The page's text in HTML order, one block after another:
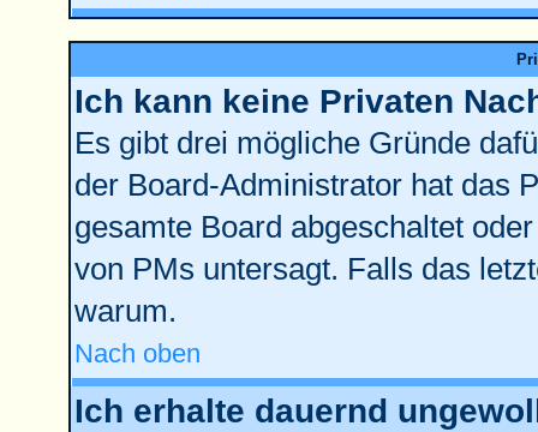
Ich kann keine Privaten
Es gibt drei mögliche Gründe
der Board-Administrator hat das
gesamte Board abgeschaltet
von PMs untersagt. Falls das
warum.
Nach oben
Ich erhalte dauernd